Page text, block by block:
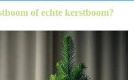
of echte kerstboom?